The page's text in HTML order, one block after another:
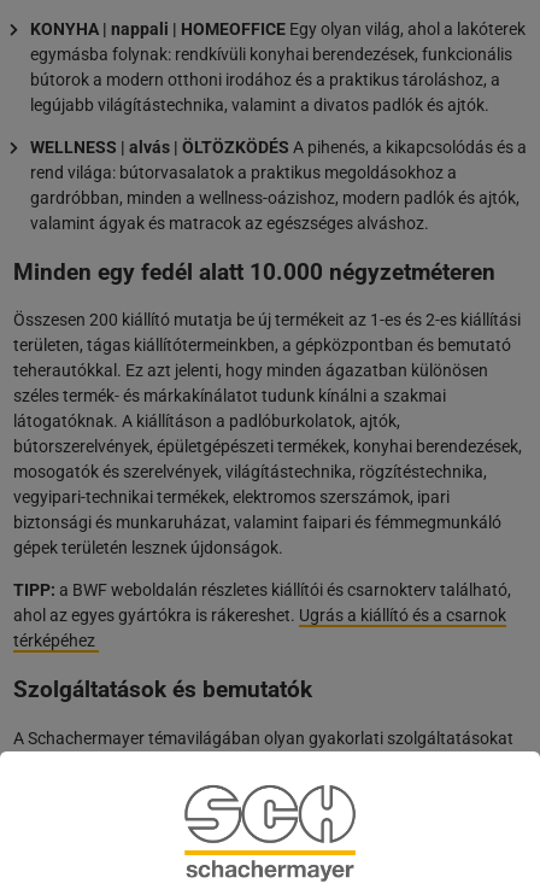
KONYHA | nappali | HOMEOFFICE Egy olyan világ, ahol a lakóterek
egymásba folynak: rendkívüli konyhai berendezések, funkcionális
bútorok a modern otthoni irodához és a praktikus tároláshoz, a
legújabb világítástechnika, valamint a divatos padlók és ajtók.
WELLNESS | alvás | ÖLTÖZKÖDÉS A pihenés, a kikapcsolódás és a
rend világa: bútorvasalatok a praktikus megoldásokhoz a
gardróbban, minden a wellness-oázishoz, modern padlók és ajtók,
valamint ágyak és matracok az egészséges alváshoz.
Minden egy fedél alatt 10.000 négyzetméteren
Összesen 200 kiállító mutatja be új termékeit az 1-es és 2-es kiállítási
területen, tágas kiállítótermeinkben, a gépközpontban és bemutató
teherautókkal. Ez azt jelenti, hogy minden ágazatban különösen
széles termék- és márkakínálatot tudunk kínálni a szakmai
látogatóknak. A kiállításon a padlóburkolatok, ajtók,
bútorszerelvények, épületgépészeti termékek, konyhai berendezések,
mosogatók és szerelvények, világítástechnika, rögzítéstechnika,
vegyipari-technikai termékek, elektromos szerszámok, ipari
biztonsági és munkaruházat, valamint faipari és fémmegmunkáló
gépek területén lesznek újdonságok.
TIPP: a BWF weboldalán részletes kiállítói és csarnokterv található,
ahol az egyes gyártókra is rákereshet. Ugrás a kiállító és a csarnok
térképéhez
Szolgáltatások és bemutatók
A Schachermayer témavilágában olyan gyakorlati szolgáltatásokat
Használja ki ezt a lehetőséget, hogy többet megtudjon, és beszéljen
Értékesítéstámogatás:partnerportál, flip katalógus /
webkatalógus, C.online konfigurátor, Scan App, SCH Plus